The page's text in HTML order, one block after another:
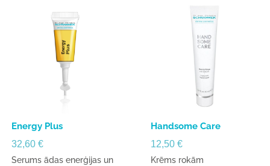
Energy Plus
32,60€
Serums ādas enerģijas un
Handsome Care
12,50 €
Krēms rokām